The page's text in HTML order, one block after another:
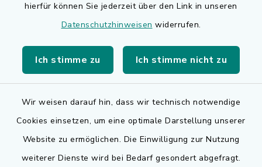
hierfür können Sie jederzeit über den Link in unseren
Datenschutzhinweisen widerrufen.
Ich stimme zu Ich stimme nicht zu
Wir weisen darauf hin, dass wir technisch notwendige
Cookies einsetzen, um eine optimale Darstellung unserer
Website zu ermöglichen. Die Einwilligung zur Nutzung
weiterer Dienste wird bei Bedarf gesondert abgefragt.
BayernPortal
Landkreis Erlangen-Höchstadt